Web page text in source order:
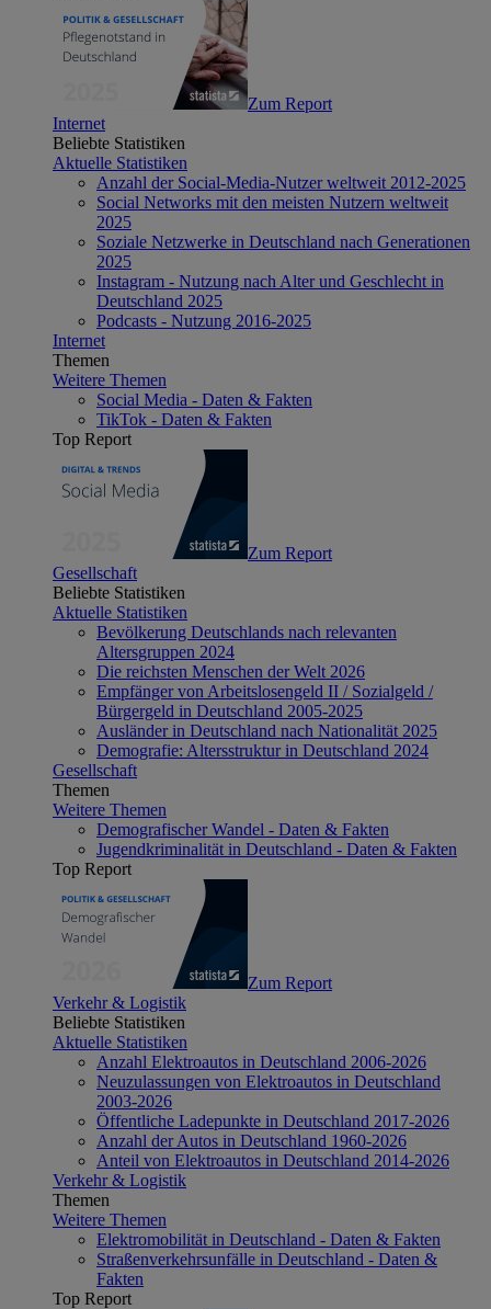
Zum Report
Internet
Beliebte Statistiken
Aktuelle Statistiken
Anzahl der Social-Media-Nutzer weltweit 2012-2025
Social Networks mit den meisten Nutzern weltweit
2025
Soziale Netzwerke in Deutschland nach Generationen
2025
Instagram - Nutzung nach Alter und Geschlecht in
Deutschland 2025
Podcasts - Nutzung 2016-2025
Internet
Themen
Weitere Themen
Social Media - Daten & Fakten
TikTok - Daten & Fakten
Top Report
Zum Report
Gesellschaft
Beliebte Statistiken
Aktuelle Statistiken
Bevölkerung Deutschlands nach relevanten
Altersgruppen 2024
Die reichsten Menschen der Welt 2026
Empfänger von Arbeitslosengeld II / Sozialgeld /
Bürgergeld in Deutschland 2005-2025
Ausländer in Deutschland nach Nationalität 2025
Demografie: Altersstruktur in Deutschland 2024
Gesellschaft
Themen
Weitere Themen
Demografischer Wandel - Daten & Fakten
Jugendkriminalität in Deutschland - Daten & Fakten
Top Report
Zum Report
Verkehr & Logistik
Beliebte Statistiken
Aktuelle Statistiken
Anzahl Elektroautos in Deutschland 2006-2026
Neuzulassungen von Elektroautos in Deutschland
2003-2026
Öffentliche Ladepunkte in Deutschland 2017-2026
Anzahl der Autos in Deutschland 1960-2026
Anteil von Elektroautos in Deutschland 2014-2026
Verkehr & Logistik
Themen
Weitere Themen
Elektromobilität in Deutschland - Daten & Fakten
Straßenverkehrsunfälle in Deutschland - Daten &
Fakten
Top Report